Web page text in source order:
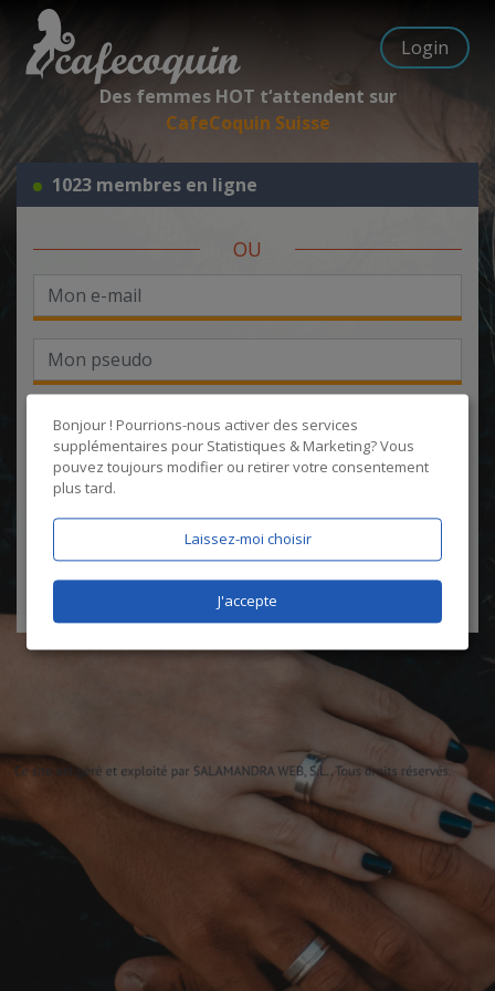
Login
Des femmes HOT t‘attendent sur
CafeCoquin Suisse
1023 membres en ligne
OU
J'accepte lesCGUet lapolitique de protection des données
certifie être âgé de plus de 18 ans
Bonjour ! Pourrions-nous activer des services
supplémentaires pour Statistiques & Marketing? Vous
pouvez toujours modifier ou retirer votre consentement
plus tard.
Laissez-moi choisir
J'accepte